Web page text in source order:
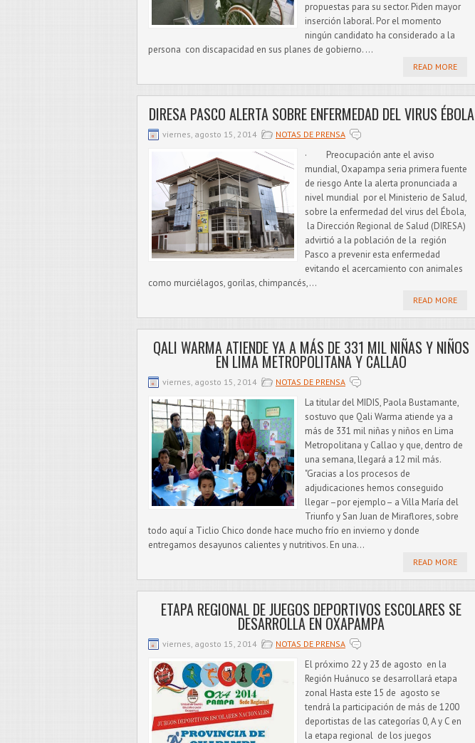
propuestas para su sector. Piden mayor
inserción laboral. Por el momento
ningún candidato ha considerado a la
persona con discapacidad en sus planes de gobierno. ...
READ MORE
DIRESA PASCO ALERTA SOBRE ENFERMEDAD DEL VIRUS ÉBOLA
viernes, agosto 15, 2014 NOTAS DE PRENSA
· Preocupación ante el aviso
mundial, Oxapampa seria primera fuente
de riesgo Ante la alerta pronunciada a
nivel mundial por el Ministerio de Salud,
sobre la enfermedad del virus del Ébola,
la Dirección Regional de Salud (DIRESA)
advirtió a la población de la región
Pasco a prevenir esta enfermedad
evitando el acercamiento con animales
como murciélagos, gorilas, chimpancés,...
READ MORE
QALI WARMA ATIENDE YA A MÁS DE 331 MIL NIÑAS Y NIÑOS
EN LIMA METROPOLITANA Y CALLAO
viernes, agosto 15, 2014 NOTAS DE PRENSA
La titular del MIDIS, Paola Bustamante,
sostuvo que Qali Warma atiende ya a
más de 331 mil niñas y niños en Lima
Metropolitana y Callao y que, dentro de
una semana, llegará a 12 mil más.
"Gracias a los procesos de
adjudicaciones hemos conseguido
llegar –por ejemplo– a Villa María del
Triunfo y San Juan de Miraflores, sobre
todo aquí a Ticlio Chico donde hace mucho frío en invierno y donde
entregamos desayunos calientes y nutritivos. En una...
READ MORE
ETAPA REGIONAL DE JUEGOS DEPORTIVOS ESCOLARES SE
DESARROLLA EN OXAPAMPA
viernes, agosto 15, 2014 NOTAS DE PRENSA
El próximo 22 y 23 de agosto en la
Región Huánuco se desarrollará etapa
zonal Hasta este 15 de agosto se
tendrá la participación de más de 1200
deportistas de las categorías 0, A y C en
la etapa regional de los juegos